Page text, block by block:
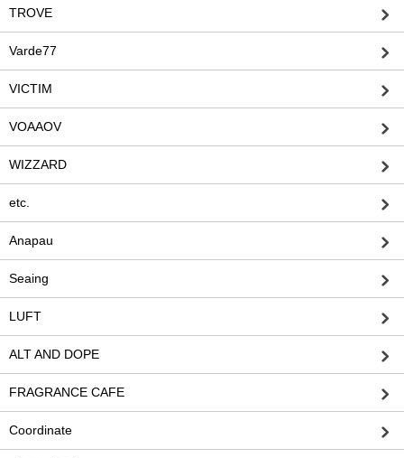
TROVE
Varde77
VICTIM
VOAAOV
WIZZARD
etc.
Anapau
Seaing
LUFT
ALT AND DOPE
FRAGRANCE CAFE
Coordinate